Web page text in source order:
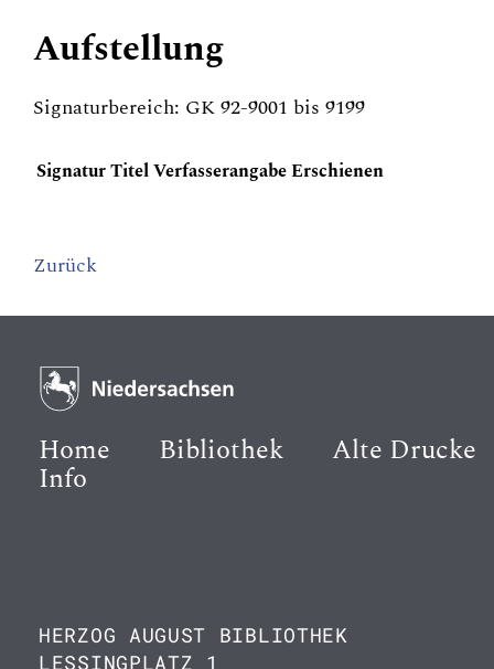
Aufstellung
Signaturbereich: GK 92-9001 bis 9199
SignaturTitelVerfasserangabeErschienen
Zurück
Home Bibliothek Alte Drucke
Info
HERZOG AUGUST BIBLIOTHEK
LESSINGPLATZ 1